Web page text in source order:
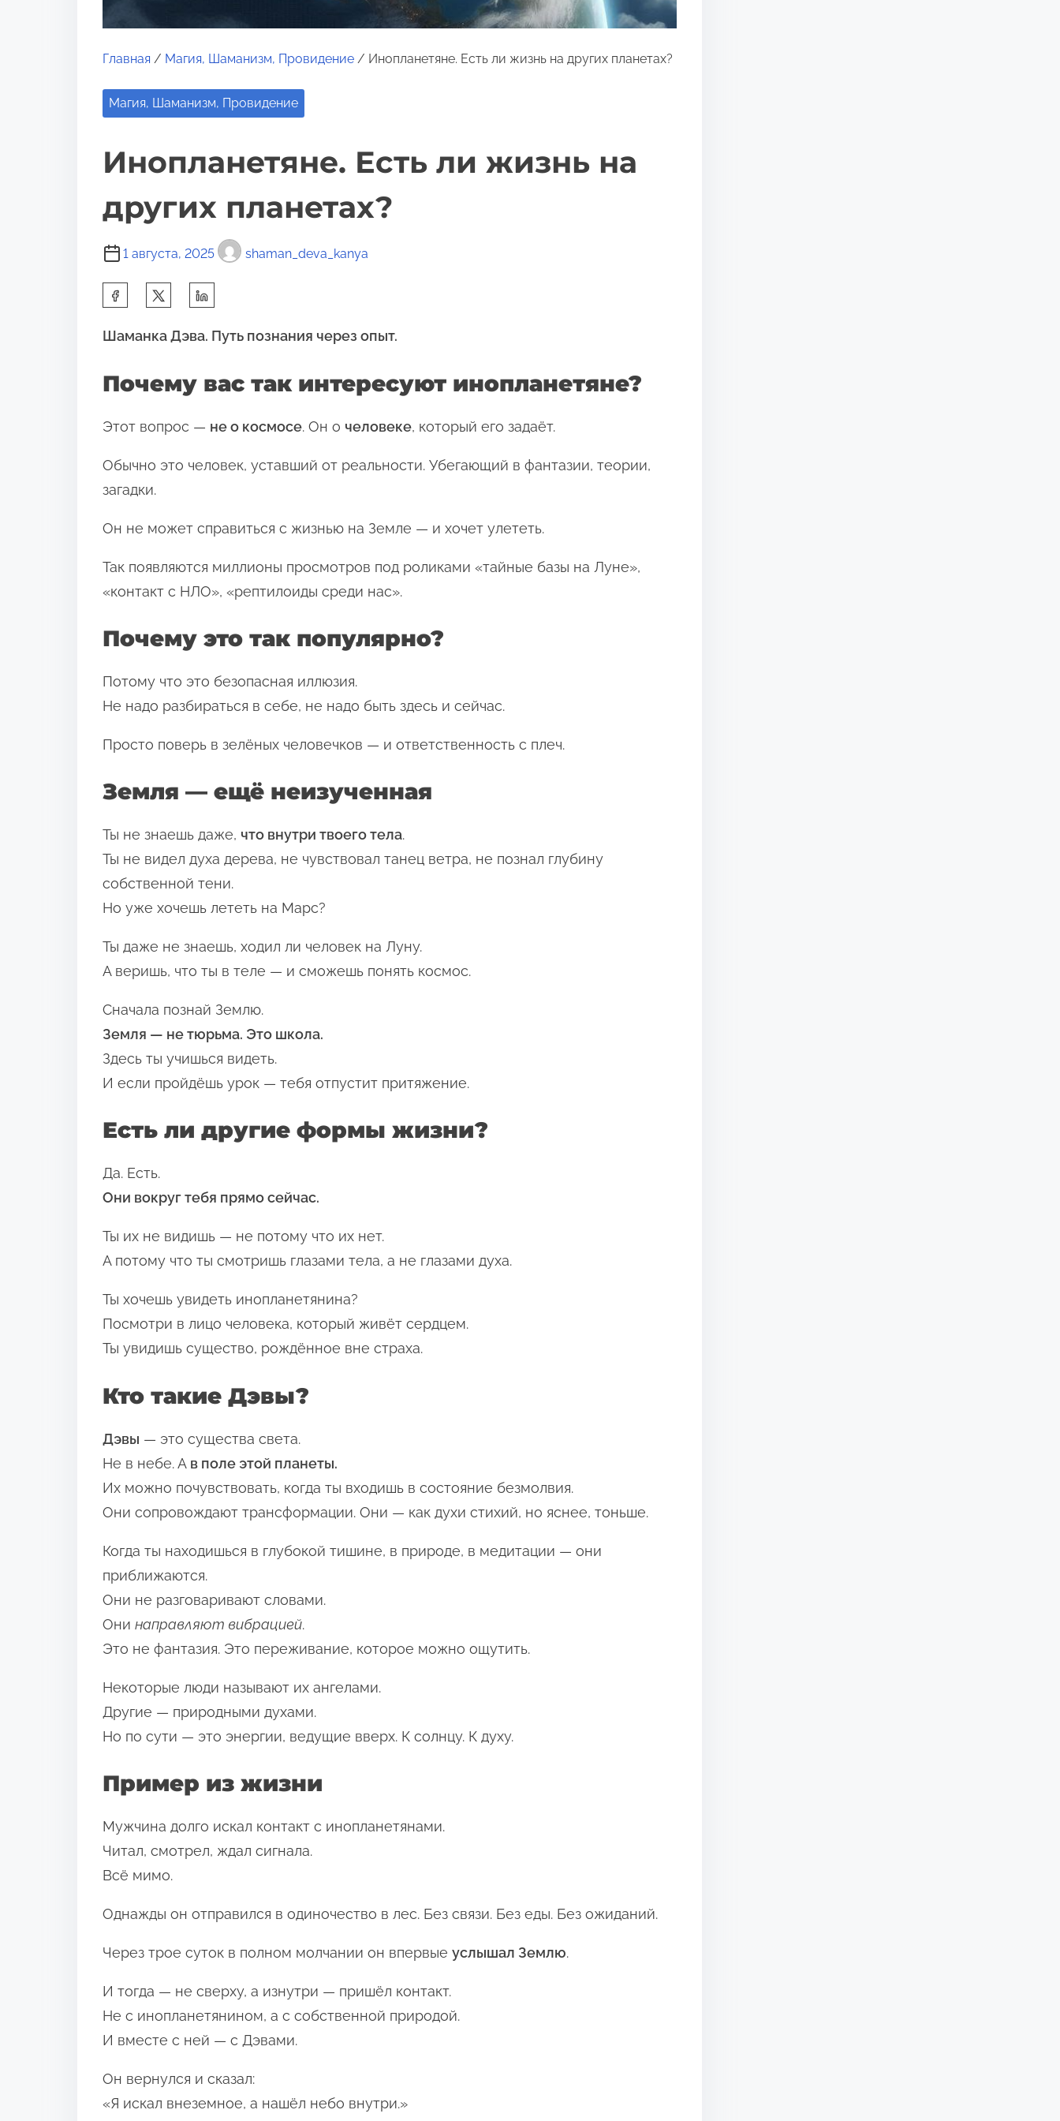
Главная / Магия, Шаманизм, Провидение / Инопланетяне. Есть ли жизнь на других планетах?
Магия, Шаманизм, Провидение
Инопланетяне. Есть ли жизнь на
других планетах?
1 августа, 2025 shaman_deva_kanya
д
л
ь
с
э
т
о
з
п
и
ю
:
Шаманка Дэва. Путь познания через опыт.
Почему вас так интересуют инопланетяне?
Этот вопрос — не о космосе. Он о человеке, который его задаёт.
Обычно это человек, уставший от реальности. Убегающий в фантазии, теории,
загадки.
Он не может справиться с жизнью на Земле — и хочет улететь.
Так появляются миллионы просмотров под роликами «тайные базы на Луне»,
«контакт с НЛО», «рептилоиды среди нас».
Почему это так популярно?
Потому что это безопасная иллюзия.
Не надо разбираться в себе, не надо быть здесь и сейчас.
Просто поверь в зелёных человечков — и ответственность с плеч.
Земля — ещё неизученная
Ты не знаешь даже, что внутри твоего тела.
Ты не видел духа дерева, не чувствовал танец ветра, не познал глубину
собственной тени.
Но уже хочешь лететь на Марс?
Ты даже не знаешь, ходил ли человек на Луну.
А веришь, что ты в теле — и сможешь понять космос.
Сначала познай Землю.
Земля — не тюрьма. Это школа.
Здесь ты учишься видеть.
И если пройдёшь урок — тебя отпустит притяжение.
Есть ли другие формы жизни?
Да. Есть.
Они вокруг тебя прямо сейчас.
Ты их не видишь — не потому что их нет.
А потому что ты смотришь глазами тела, а не глазами духа.
Ты хочешь увидеть инопланетянина?
Посмотри в лицо человека, который живёт сердцем.
Ты увидишь существо, рождённое вне страха.
Кто такие Дэвы?
Дэвы — это существа света.
Не в небе. А в поле этой планеты.
Их можно почувствовать, когда ты входишь в состояние безмолвия.
Они сопровождают трансформации. Они — как духи стихий, но яснее, тоньше.
Когда ты находишься в глубокой тишине, в природе, в медитации — они
приближаются.
Они не разговаривают словами.
Они направляют вибрацией.
Это не фантазия. Это переживание, которое можно ощутить.
Некоторые люди называют их ангелами.
Другие — природными духами.
Но по сути — это энергии, ведущие вверх. К солнцу. К духу.
Пример из жизни
Мужчина долго искал контакт с инопланетянами.
Читал, смотрел, ждал сигнала.
Всё мимо.
Однажды он отправился в одиночество в лес. Без связи. Без еды. Без ожиданий.
Через трое суток в полном молчании он впервые услышал Землю.
И тогда — не сверху, а изнутри — пришёл контакт.
Не с инопланетянином, а с собственной природой.
И вместе с ней — с Дэвами.
Он вернулся и сказал:
«Я искал внеземное, а нашёл небо внутри.»